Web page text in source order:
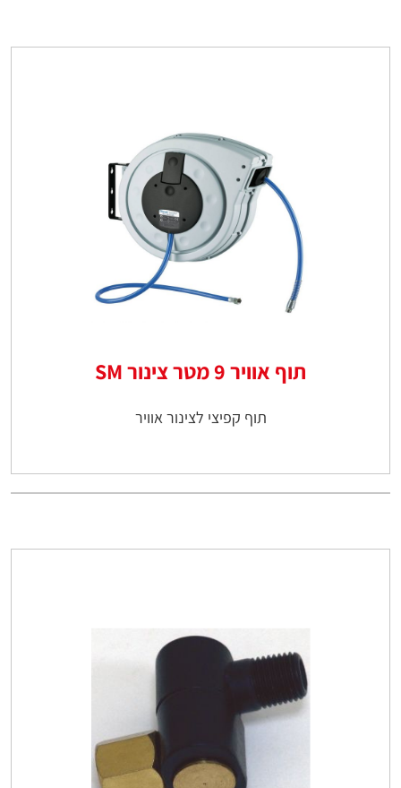
תוף אוויר 9 מטר צינור SM
תוף קפיצי לצינור אוויר